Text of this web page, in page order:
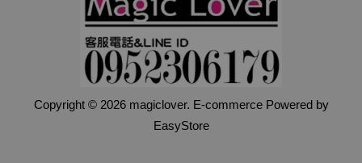
Copyright © 2026 magiclover. E-commerce Powered by
EasyStore